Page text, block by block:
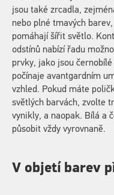
jsou také zrcadla,
nebo plné tmavých
pomáhají šířit světlo.
odstínů nabízí řadu
prvky, jako jsou
počínaje avantgardním
vzhled. Pokud máte
světlých barvách, zvolte
vynikly, a naopak. Bílá a
působit vždy vyrovnaně.
V objetí barev